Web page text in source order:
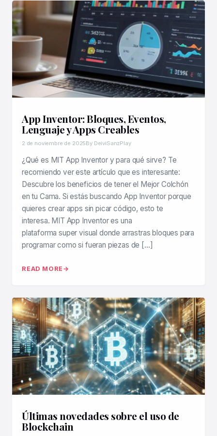
App Inventor: Bloques, Eventos,
Lenguaje y Apps Creables
2 de noviembre de 2025By DeiviSanzPlay
¿Qué es MIT App Inventor y para qué sirve? Te
recomiendo ver este artículo que es interesante:
Descubre los beneficios de tener el Mejor Colchón
en tu Cama. Si estás buscando App Inventor porque
quieres crear apps sin picar código, esto te
interesa. MIT App Inventor es una
plataforma super visual donde arrastras bloques para
programar como si fueran piezas de […]
READ MORE
Últimas novedades sobre el uso de
Blockchain